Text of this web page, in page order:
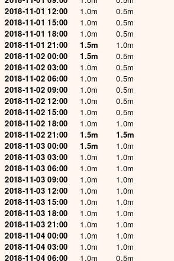
2018-11-01 12:00
2018-11-01 15:00
2018-11-01 18:00
2018-11-01 21:00
2018-11-02 00:00
2018-11-02 03:00
2018-11-02 06:00
2018-11-02 09:00
2018-11-02 12:00
2018-11-02 15:00
2018-11-02 18:00
2018-11-02 21:00
2018-11-03 00:00
2018-11-03 03:00
2018-11-03 06:00
2018-11-03 09:00
2018-11-03 12:00
2018-11-03 15:00
2018-11-03 18:00
2018-11-03 21:00
2018-11-04 00:00
2018-11-04 03:00
2018-11-04 06:00
1.0m
1.0m
1.0m
1.5m
1.5m
1.0m
1.0m
1.0m
1.0m
1.0m
1.0m
1.5m
1.5m
1.0m
1.0m
1.0m
1.0m
1.0m
1.0m
1.0m
1.0m
1.0m
1.0m
0.5m
0.5m
0.5m
1.0m
0.5m
0.5m
0.5m
0.5m
0.5m
0.5m
1.0m
1.5m
1.0m
1.0m
1.0m
1.0m
1.0m
1.0m
1.0m
1.0m
1.0m
1.0m
0.5m